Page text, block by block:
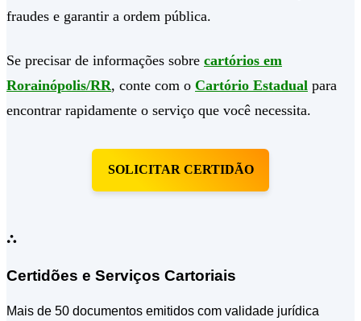
fraudes e garantir a ordem pública.
Se precisar de informações sobre cartórios em
Rorainópolis/RR, conte com o Cartório Estadual para
encontrar rapidamente o serviço que você necessita.
SOLICITAR CERTIDÃO
⛬
Certidões e Serviços Cartoriais
Mais de 50 documentos emitidos com validade jurídica